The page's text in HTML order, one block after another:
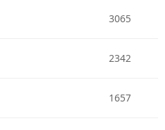
3065
2342
1657